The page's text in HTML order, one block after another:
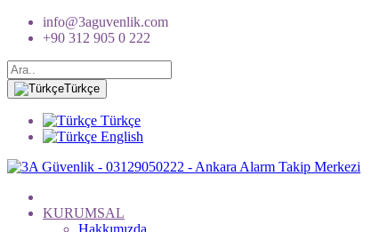
info@3aguvenlik.com
+90 312 905 0 222
Türkçe
Türkçe
English
KURUMSAL
Hakkımızda